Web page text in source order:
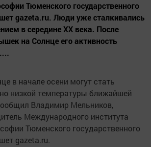
Тюменского государственного
gazeta.ru. Люди уже сталкивались
в середине XX века. После
на Солнце его активность
в начале осени могут стать
низкой температуры ближайшей
Владимир Мельников,
Международного института
Тюменского государственного
gazeta.ru.